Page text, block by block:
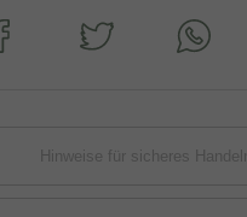
Hinweise für sicheres Handeln